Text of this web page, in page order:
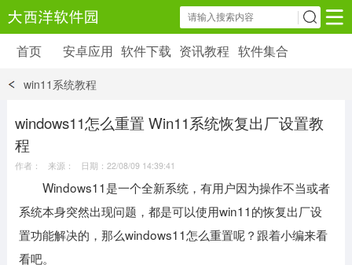
安卓应用 软件下载 资讯教程
6179 款应用
39 款应用
首页 安卓应用 软件下载 资讯教程 软件集合
win11系统教程
windows11怎么重置 Win11系统恢复出厂设置教
程
作者： 来源： 日期：22/08/09 14:39:41
Windows11是一个全新系统，有用户因为操作不当或者
系统本身突然出现问题，都是可以使用win11的恢复出厂设
置功能解决的，那么windows11怎么重置呢？跟着小编来看
看吧。